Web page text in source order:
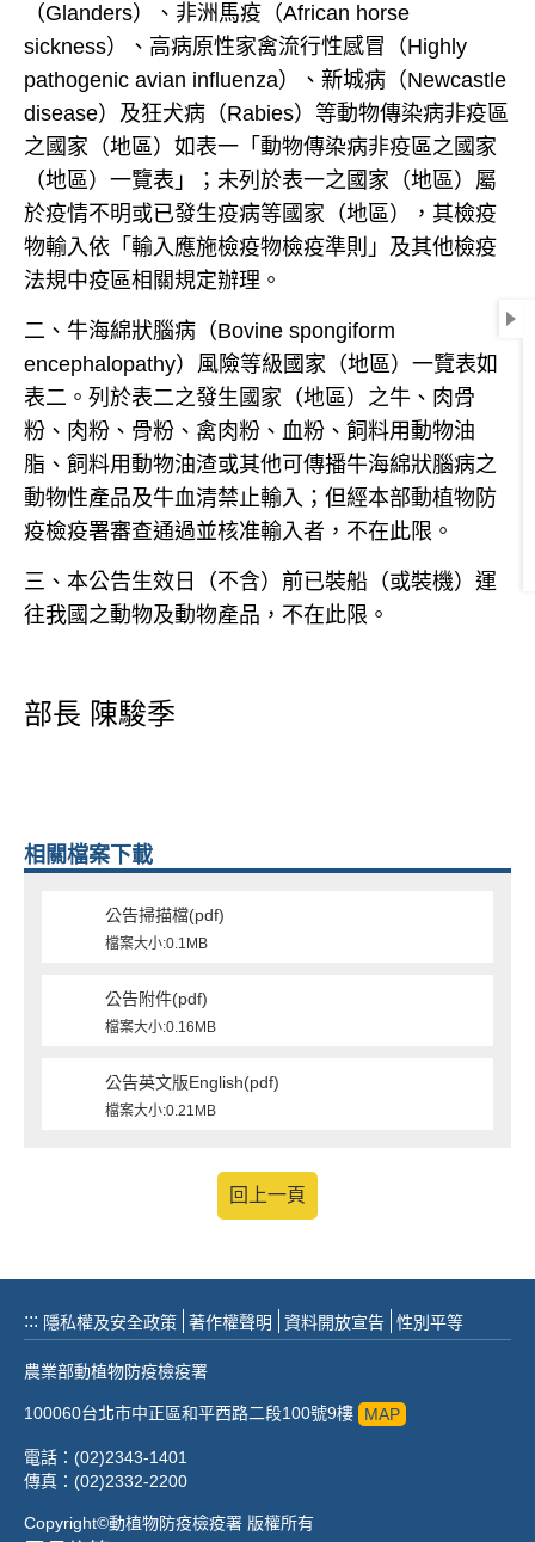
（Glanders）、非洲馬疫（African horse
sickness）、高病原性家禽流行性感冒（Highly
pathogenic avian influenza）、新城病（Newcastle
disease）及狂犬病（Rabies）等動物傳染病非疫區
之國家（地區）如表一「動物傳染病非疫區之國家
（地區）一覽表」；未列於表一之國家（地區）屬
於疫情不明或已發生疫病等國家（地區），其檢疫
物輸入依「輸入應施檢疫物檢疫準則」及其他檢疫
法規中疫區相關規定辦理。
二、牛海綿狀腦病（Bovine spongiform
encephalopathy）風險等級國家（地區）一覽表如
表二。列於表二之發生國家（地區）之牛、肉骨
粉、肉粉、骨粉、禽肉粉、血粉、飼料用動物油
脂、飼料用動物油渣或其他可傳播牛海綿狀腦病之
動物性產品及牛血清禁止輸入；但經本部動植物防
疫檢疫署審查通過並核准輸入者，不在此限。
三、本公告生效日（不含）前已裝船（或裝機）運
往我國之動物及動物產品，不在此限。
部長 陳駿季
相關檔案下載
公告掃描檔(pdf)
檔案大小:0.1MB
公告附件(pdf)
檔案大小:0.16MB
公告英文版English(pdf)
檔案大小:0.21MB
回上一頁
::: 隱私權及安全政策 著作權聲明 資料開放宣告 性別平等
農業部動植物防疫檢疫署
100060台北市中正區和平西路二段100號9樓 MAP
電話：(02)2343-1401
傳真：(02)2332-2200
Copyright©動植物防疫檢疫署 版權所有